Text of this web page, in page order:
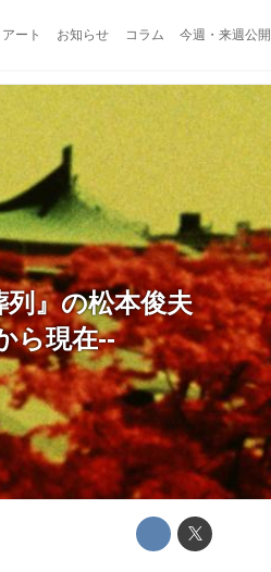
ート お知らせ コラム 今週・来週公開
』の松本俊夫
ら現在--